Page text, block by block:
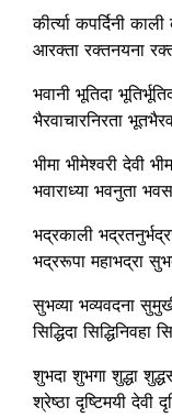
कीर्त्या कपर्दिनी
आरक्ता रक्तनयना
भवानी भूतिदा
भैरवाचारनिरता
भीमा भीमेश्वरी देवी
भवाराध्या भवनुता
भद्रकाली
भद्ररूपा महाभद्रा
सुभव्या भव्यवदना
सिद्धिदा सिद्धिनिवहा
शुभदा शुभगा शुद्धा
श्रेष्ठा दृष्टिमयी देवी